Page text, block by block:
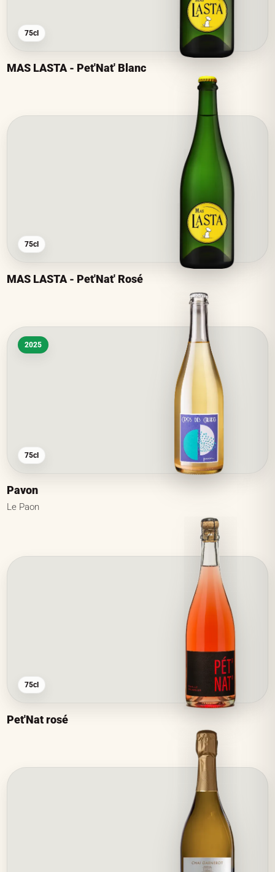
75cl
MAS LASTA - Pet'Nat' Blanc
75cl
MAS LASTA - Pet'Nat' Rosé
2025
75cl
Pavon
Le Paon
75cl
Pet'Nat rosé